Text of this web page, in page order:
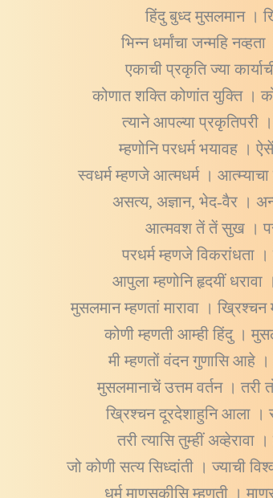
हिंदु बुध्द मुसलमान ।
भिन्न धर्मांचा जन्महि
एकाची प्रकृति ज्या
कोणात शक्ति कोणांत युक्ति ।
त्याने आपल्या प्रकृतिपरी ।
म्हणोनि परधर्म भयावह ।
स्वधर्म म्हणजे आत्मधर्म ।
असत्य, अज्ञान, भेद-वैर ।
आत्मवश तें तें सुख ।
परधर्म म्हणजे विकरांधता
आपुला म्हणोनि हृदयीं
मुसलमान म्हणतां मारावा । ख्रिश्चन
कोणी म्हणती आम्ही हिंदु ।
मी म्हणतों वंदन गुणासि आहे ।
मुसलमानाचें उत्तम वर्तन । तरी
ख्रिश्चन दूरदेशाहुनि आला ।
तरी त्यासि तुम्हीं
जो कोणी सत्य सिध्दांती । ज्याची
धर्म माणुसकीसि म्हणती ।